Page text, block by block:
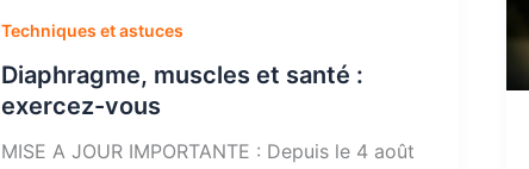
Techniques et astuces
Diaphragme, muscles et santé :
exercez-vous
MISE A JOUR IMPORTANTE : Depuis le 4 août